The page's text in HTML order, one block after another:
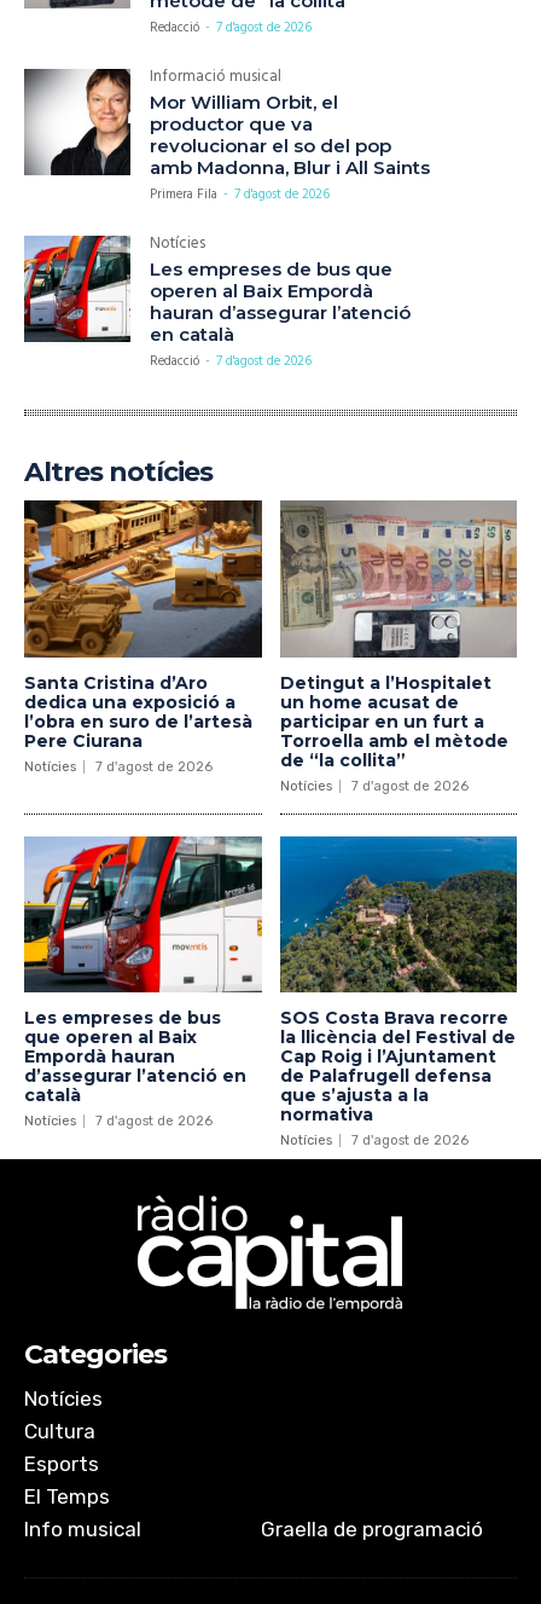
Redacció - 7 d'agost de 2026
Informació musical
Mor William Orbit, el
productor que va
revolucionar el so del pop
amb Madonna, Blur i All Saints
Primera Fila - 7 d'agost de 2026
Notícies
Les empreses de bus que
operen al Baix Empordà
hauran d’assegurar l’atenció
en català
Redacció - 7 d'agost de 2026
Altres notícies
Santa Cristina d’Aro
dedica una exposició a
l’obra en suro de l’artesà
Pere Ciurana
Notícies 7 d'agost de 2026
Detingut a l’Hospitalet
un home acusat de
participar en un furt a
Torroella amb el mètode
de “la collita”
Notícies 7 d'agost de 2026
Les empreses de bus
que operen al Baix
Empordà hauran
d’assegurar l’atenció en
català
Notícies 7 d'agost de 2026
SOS Costa Brava recorre
la llicència del Festival de
Cap Roig i l’Ajuntament
de Palafrugell defensa
que s’ajusta a la
normativa
Notícies 7 d'agost de 2026
Categories
Notícies
Cultura
Esports
El Temps
Info musical
Graella de programació